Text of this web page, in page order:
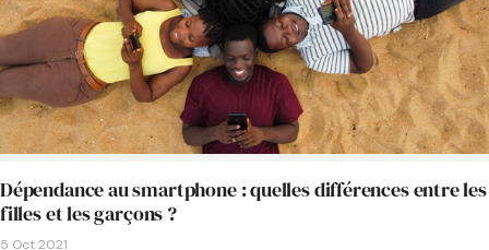
Dépendance au smartphone : quelles différences entre les
filles et les garçons ?
5 Oct 2021